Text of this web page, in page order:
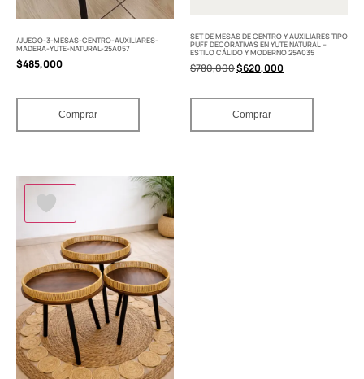
/JUEGO-3-MESAS-CENTRO-AUXILIARES-
MADERA-YUTE-NATURAL-25A057
$485,000
Comprar
SET DE MESAS DE CENTRO Y AUXILIARES TIPO
PUFF DECORATIVAS EN YUTE NATURAL –
ESTILO CÁLIDO Y MODERNO 25A035
$780,000$620,000
Comprar